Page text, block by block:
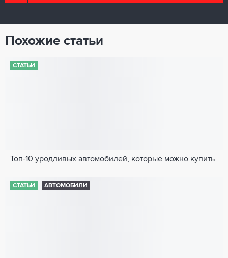
Похожие статьи
СТАТЬИ
Топ-10 уродливых автомобилей, которые можно купить
СТАТЬИ АВТОМОБИЛИ